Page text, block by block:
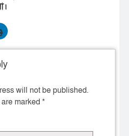
will not be published.
marked *